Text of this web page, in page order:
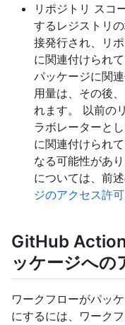
リポジトリ スコ
するレジストリ
接発行され、リ
に関連付けられ
パッケージに関
用量は、その後
れます。 以前の
ラボレーターと
に関連付けられ
なる可能性があ
については、前
ジのアクセス許可
GitHub
ッケージへの
ワークフローがパッ
にするには、ワーク